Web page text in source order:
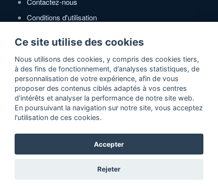
Conditions d'utilisation
Partenaires
Zone Annonces Gratuites
Locations vacances entre particuliers
Ruedesvacances
2026 ©Actidir - Annuaire gratuit de sites web de qualité
Ce site utilise des cookies
Nous utilisons des cookies, y compris des cookies tiers,
à des fins de fonctionnement, d’analyses statistiques, de
personnalisation de votre expérience, afin de vous
proposer des contenus ciblés adaptés à vos centres
d’intérêts et analyser la performance de notre site web.
En poursuivant la navigation sur notre site, vous acceptez
l'utilisation de ces cookies.
Accepter
Rejeter